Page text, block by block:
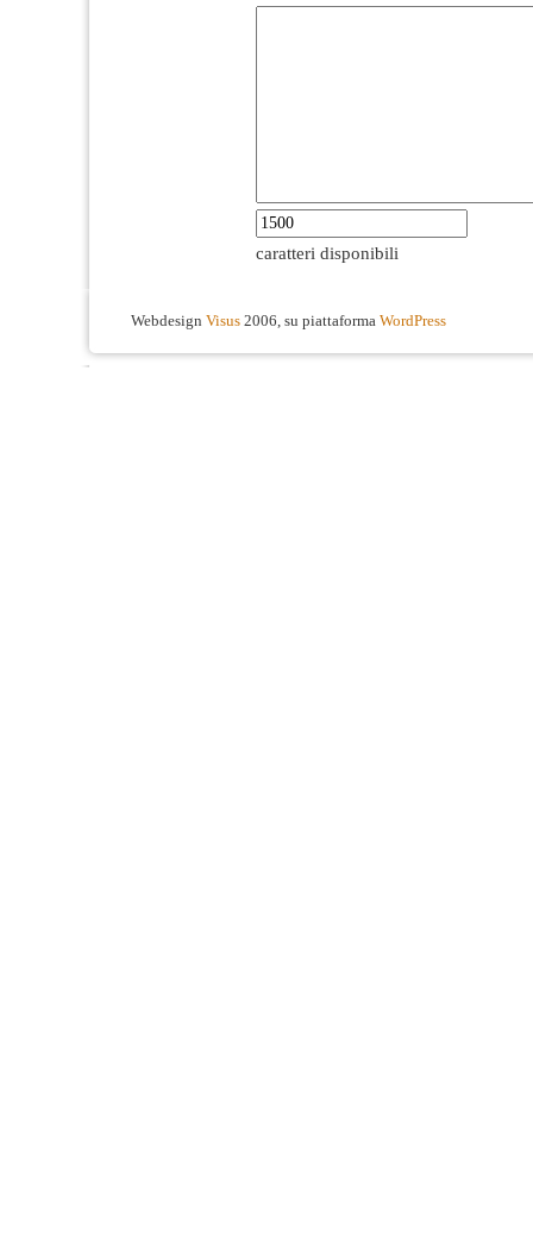
caratteri disponibili
Webdesign Visus 2006, su piattaforma WordPress